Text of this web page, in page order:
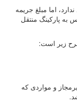
اما مبلغ جریمه
پارکینگ منتقل
زیر است:
و مواردی که